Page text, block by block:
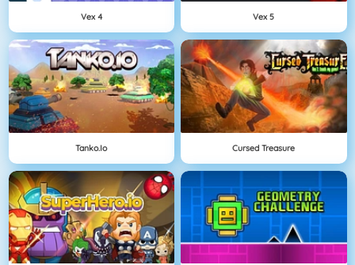
Vex 4 Vex 5
Tanko.io Cursed Treasure